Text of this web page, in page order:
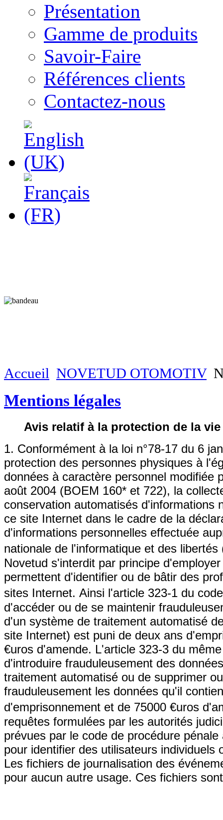
Présentation
Gamme de produits
Savoir-Faire
Références clients
Contactez-nous
Accueil NOVETUD OTOMOTIV
Mentions légales
Avis relatif à la protection de la
1. Conformément à la loi n°78-17 du 6
protection des personnes physiques à
données à caractère personnel modifiée
août 2004 (BOEM 160* et 722), la
conservation automatisés d'informations
ce site Internet dans le cadre de la
d'informations personnelles effectuée
nationale de l'informatique et des libertés
Novetud s'interdit par principe
permettent d'identifier ou de bâtir des
sites Internet. Ainsi l'article 323-1 du
d'accéder ou de se maintenir
d'un système de traitement automatisé
site Internet) est puni de deux ans
€uros d'amende. L'article 323-3 du
d'introduire frauduleusement des
traitement automatisé ou de supprimer
frauduleusement les données qu'il
d'emprisonnement et de 75000 €uros
requêtes formulées par les autorités
prévues par le code de procédure
pour identifier des utilisateurs individuels
Les fichiers de journalisation des
pour aucun autre usage. Ces fichiers